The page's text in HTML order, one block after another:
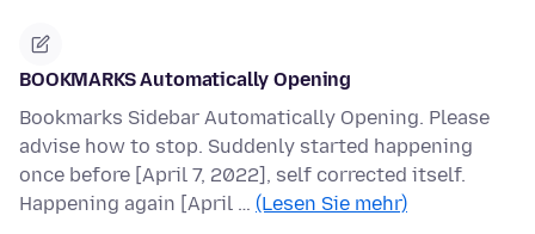
BOOKMARKS Automatically Opening
Bookmarks Sidebar Automatically Opening. Please
advise how to stop. Suddenly started happening
once before [April 7, 2022], self corrected itself.
Happening again [April … (Lesen Sie mehr)